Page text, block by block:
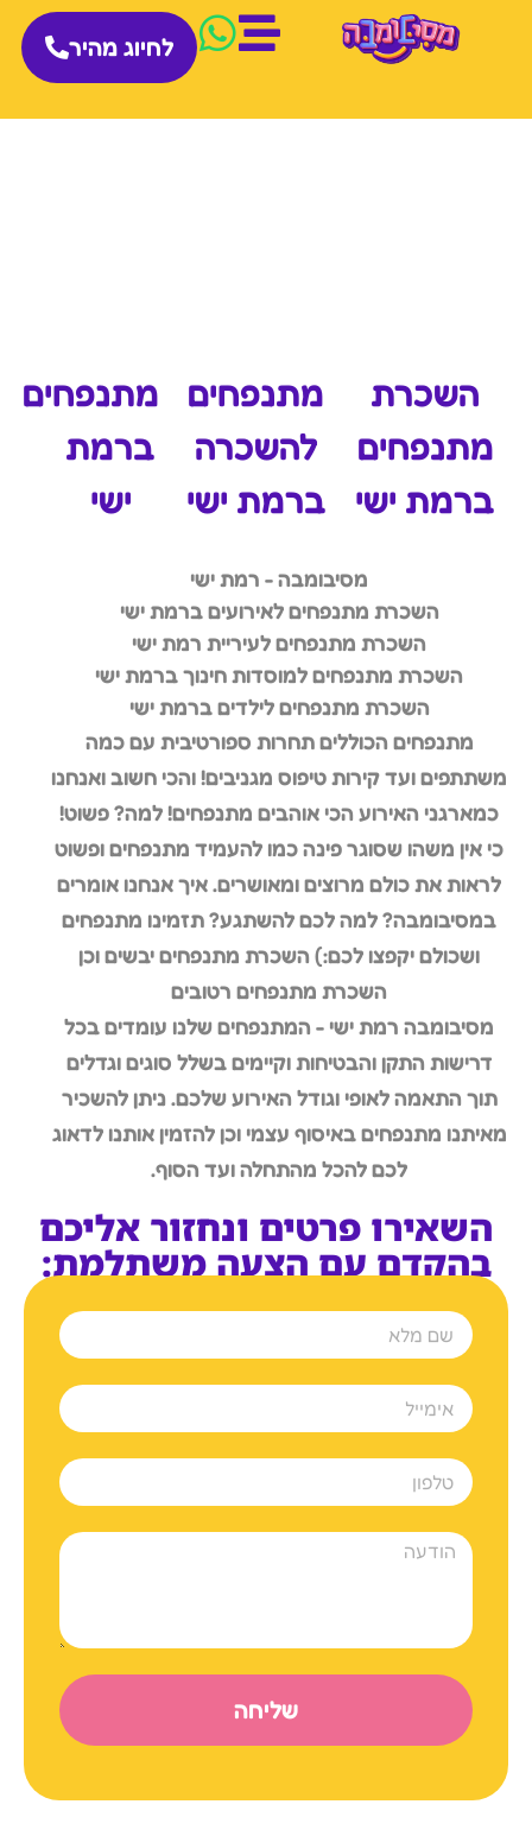
לחיוג מהיר
השכרת
מתנפחים
ברמת ישי
מתנפחים
להשכרה
ברמת ישי
מתנפחים
ברמת
ישי
מסיבומבה - רמת ישי
השכרת מתנפחים לאירועים ברמת ישי
השכרת מתנפחים לעיריית רמת ישי
השכרת מתנפחים למוסדות חינוך ברמת ישי
השכרת מתנפחים לילדים ברמת ישי
מתנפחים הכוללים תחרות ספורטיבית עם כמה
משתתפים ועד קירות טיפוס מגניבים! והכי חשוב ואנחנו
כמארגני האירוע הכי אוהבים מתנפחים! למה? פשוט!
כי אין משהו שסוגר פינה כמו להעמיד מתנפחים ופשוט
לראות את כולם מרוצים ומאושרים. איך אנחנו אומרים
במסיבומבה? למה לכם להשתגע? תזמינו מתנפחים
ושכולם יקפצו לכם:) השכרת מתנפחים יבשים וכן
השכרת מתנפחים רטובים
מסיבומבה רמת ישי - המתנפחים שלנו עומדים בכל
דרישות התקן והבטיחות וקיימים בשלל סוגים וגדלים
תוך התאמה לאופי וגודל האירוע שלכם. ניתן להשכיר
מאיתנו מתנפחים באיסוף עצמי וכן להזמין אותנו לדאוג
לכם להכל מהתחלה ועד הסוף.
השאירו פרטים ונחזור אליכם
בהקדם עם הצעה משתלמת:
שליחה